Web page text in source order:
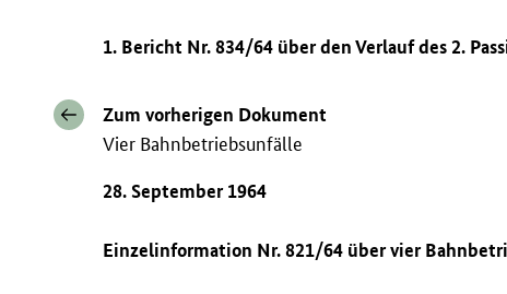
1. Bericht Nr. 834/64 über den Verlauf des 2.
Zum vorherigen Dokument
Vier Bahnbetriebsunfälle
28. September 1964
Einzelinformation Nr. 821/64 über vier